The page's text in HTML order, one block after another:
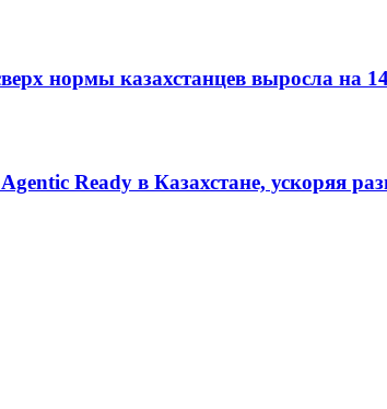
нормы казахстанцев выросла на
Ready в Казахстане, ускоряя